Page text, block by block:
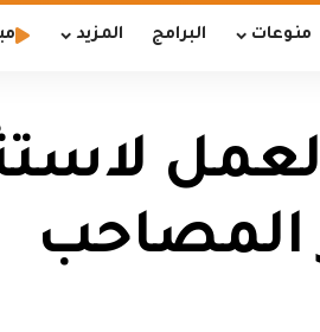
منوعات البرامج المزيد
المصاحب